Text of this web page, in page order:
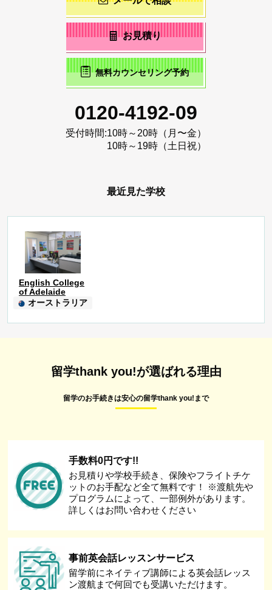
お見積り
無料カウンセリング予約
0120-4192-09
受付時間:10時～20時（月〜金）
10時～19時（土日祝）
最近見た学校
English College
of Adelaide
オーストラリア
留学thank you!が選ばれる理由
留学のお手続きは安心の留学thank you!まで
手数料0円です!!
お見積りや学校手続き、保険やフライトチケ
ットのお手配など全て無料です！ ※渡航先や
プログラムによって、一部例外があります。
詳しくはお問い合わせください
事前英会話レッスンサービス
留学前にネイティブ講師による英会話レッス
ン渡航まで何回でも受講いただけます。